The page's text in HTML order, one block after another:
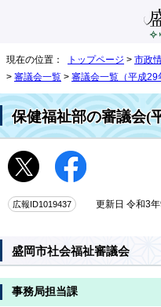
現在の位置： トップページ > 市政
> 審議会一覧 > 審議会一覧（平成29
保健福祉部の審議会(
広報ID1019437 更新日 令和3年
盛岡市社会福祉審議会
事務局担当課